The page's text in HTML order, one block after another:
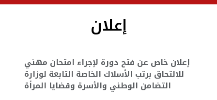
إعلان
إعلان خاص عن فتح دورة لإجراء امتحان مهني
للالتحاق برتب الأسلاك الخاصة التابعة لوزارة
التضامن الوطني والأسرة وقضايا المرأة